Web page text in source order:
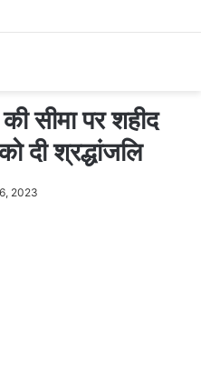
सीमा पर शहीद
दी श्रद्धांजलि
2023